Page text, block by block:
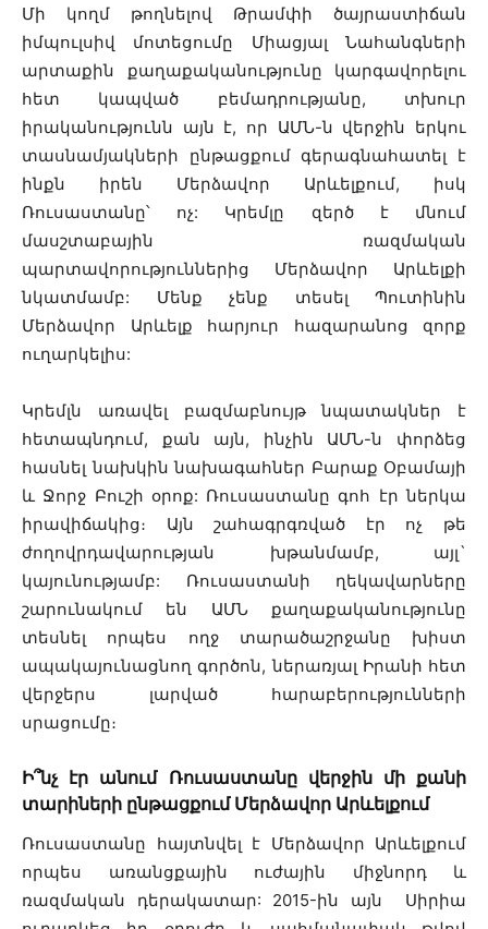
Մի կողմ թողնելով Թրամփի ծայրաստիճան
իմպուլսիվ մոտեցումը Միացյալ Նահանգների
արտաքին քաղաքականությունը կարգավորելու
հետ կապված բեմադրությանը, տխուր
իրականությունն այն է, որ ԱՄՆ-ն վերջին երկու
տասնամյակների ընթացքում գերագնահատել է
ինքն իրեն Մերձավոր Արևելքում, իսկ
Ռուսաստանը՝ ոչ: Կրեմլը զերծ է մնում
մասշտաբային ռազմական
պարտավորություններից Մերձավոր Արևելքի
նկատմամբ: Մենք չենք տեսել Պուտինին
Մերձավոր Արևելք հարյուր հազարանոց զորք
ուղարկելիս:
Կրեմլն առավել բազմաբնույթ նպատակներ է
հետապնդում, քան այն, ինչին ԱՄՆ-ն փորձեց
հասնել նախկին նախագահներ Բարաք Օբամայի
և Ջորջ Բուշի օրոք: Ռուսաստանը գոհ էր ներկա
իրավիճակից։ Այն շահագրգռված էր ոչ թե
ժողովրդավարության խթանմամբ, այլ`
կայունությամբ: Ռուսաստանի ղեկավարները
շարունակում են ԱՄՆ քաղաքականությունը
տեսնել որպես ողջ տարածաշրջանը խիստ
ապակայունացնող գործոն,ներառյալ Իրանի հետ
վերջերս լարված հարաբերությունների
սրացումը։
Ի՞նչ էր անում Ռուսաստանը վերջին մի քանի
տարիների ընթացքում Մերձավոր Արևելքում
Ռուսաստանը հայտնվել է Մերձավոր Արևելքում
որպես առանցքային ուժային միջնորդ և
ռազմական դերակատար: 2015-ին այն Սիրիա